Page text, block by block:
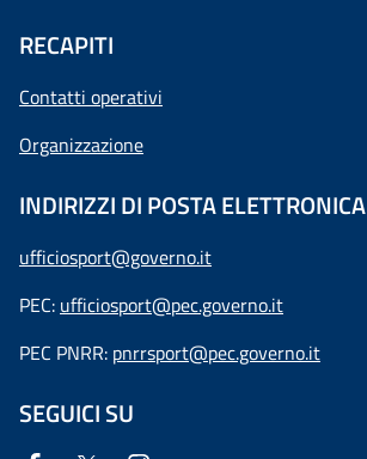
RECAPITI
Contatti operativi
Organizzazione
INDIRIZZI DI POSTA ELETTRONICA
ufficiosport@governo.it
PEC: ufficiosport@pec.governo.it
PEC PNRR: pnrrsport@pec.governo.it
SEGUICI SU